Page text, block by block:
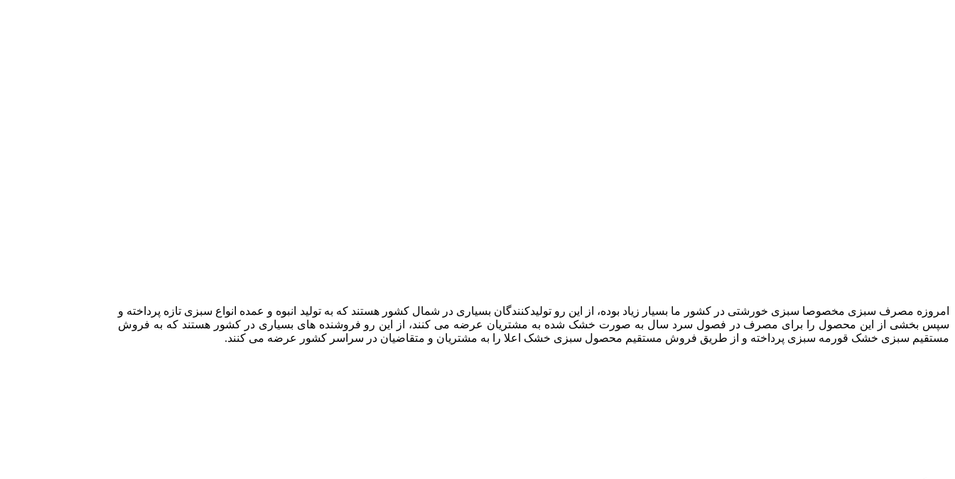
امروزه مصرف سبزی مخصوصا سبزی خورشتی در کشور ما بسیار زیاد بوده، از این رو تولیدکنندگان بسیاری در شمال کشور هستند که به تولید انبوه و عمده انواع سبزی تازه پرداخته و
سپس بخشی از این محصول را برای مصرف در فصول سرد سال به صورت خشک شده به مشتریان عرضه می کنند، از این رو فروشنده های بسیاری در کشور هستند که به فروش
مستقیم سبزی خشک قورمه سبزی پرداخته و از طریق فروش مستقیم محصول سبزی خشک اعلا را به مشتریان و متقاضیان در سراسر کشور عرضه می کنند.